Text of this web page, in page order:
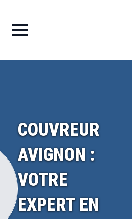
COUVREUR
AVIGNON :
VOTRE
EXPERT EN